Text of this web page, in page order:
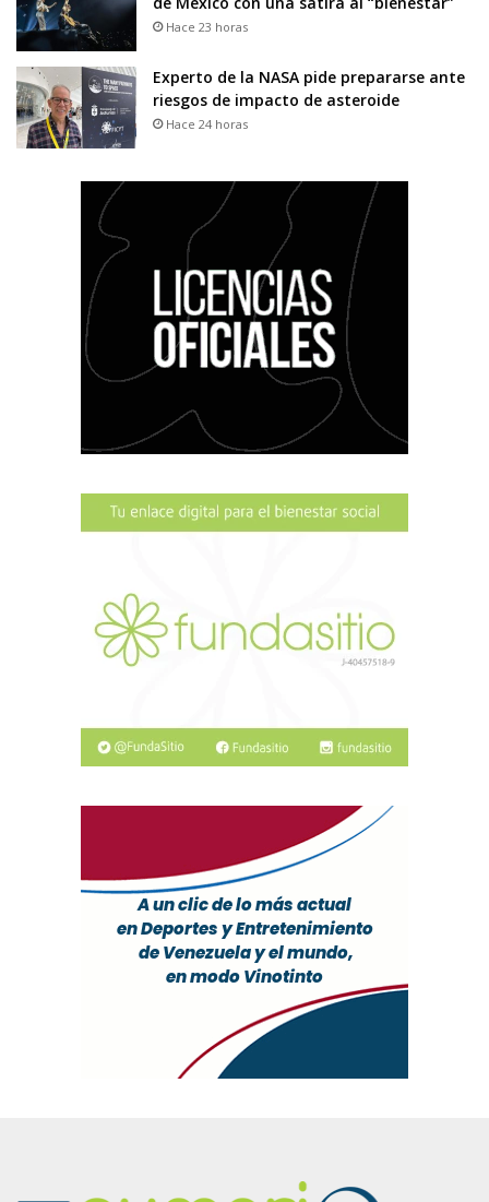
Hace 23 horas
Experto de la NASA pide prepararse ante
riesgos de impacto de asteroide
Hace 24 horas